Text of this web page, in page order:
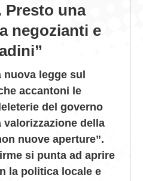
una
negozianti e
nuova legge sul
accantoni le
del governo
valorizzazione della
nuove aperture”.
si punta ad aprire
la politica locale e